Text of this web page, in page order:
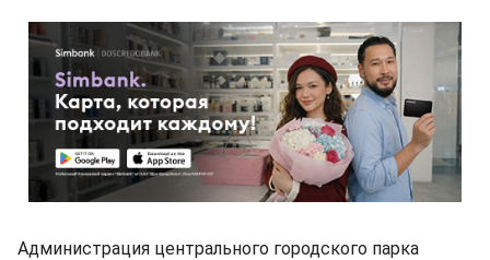
Администрация центрального городского парка